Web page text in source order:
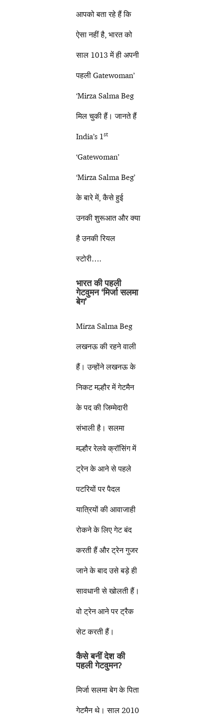
आपको बता रहे हैं कि
ऐसा नहीं है, भारत को
साल 1013 में ही अपनी
पहली Gatewoman’
‘Mirza Salma Beg
मिल चुकी हैं। जानते हैं
India’s 1st
‘Gatewoman’
‘Mirza Salma Beg’
के बारे में, कैसे हुई
उनकी शुरूआत और क्या
है उनकी रियल
स्टोरी….
भारत की पहली
गेटवुमन‘मिर्जा सलमा
बेग’
Mirza Salma Beg
लखनऊ की रहने वाली
हैं। उन्होंने लखनऊ के
निकट मल्हौर में गेटमैन
के पद की जिम्मेदारी
संभाली है। सलमा
मल्हौर रेलवे क्रॉसिंग में
ट्रेन के आने से पहले
पटरियों पर पैदल
यात्रियों की आवाजाही
रोकने के लिए गेट बंद
करती हैं और ट्रेन गुजर
जाने के बाद उसे बड़े ही
सावधानी से खोलती हैं।
वो ट्रेन आने पर ट्रैक
सेट करती हैं।
कैसे बनीं देश की
पहली गेटवुमन?
मिर्जा सलमा बेग के पिता
गेटमैन थे। साल 2010